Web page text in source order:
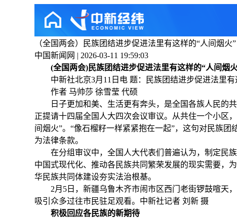
（全国两会）民族团结进步促进法里有这样的“人间烟火”
中国新闻网 | 2026-03-11 19:59:03
(全国两会)民族团结进步促进法里有这样的“人间烟
中新社北京3月11日电 题：民族团结进步促进法里有
作者 马帅莎 徐雪莹 代硕
日子更加和美、生活更有奔头，是全国各族人民的共
正提请十四届全国人大四次会议审议。从共住一个小区
间烟火”。“像石榴籽一样紧紧抱在一起”，这句对民族团
为法律条款。
在分组审议中，全国人大代表们普遍认为，制定民族
中国式现代化、推动各民族共同繁荣发展的现实需要，
华民族共同体建设夯实法治根基。
2月5日，新疆乌鲁木齐市闹市区西门老街锣鼓喧天
吸引众多过往市民驻足观看。中新社记者 刘新 摄
积极回应各民族的新期待